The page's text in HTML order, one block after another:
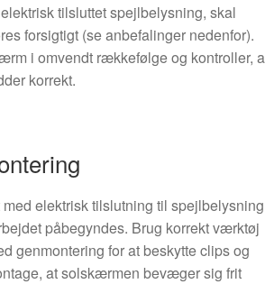
tilsluttet spejlbelysning, skal
forsigtigt (se anbefalinger nedenfor).
i omvendt rækkefølge og kontroller,
korrekt.
elektrisk tilslutning til
påbegyndes. Brug korrekt værktøj
genmontering for at beskytte clips og
at solskærmen bevæger sig frit